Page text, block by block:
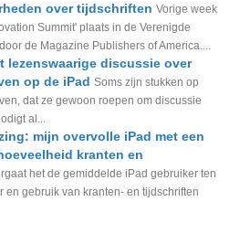
over tijdschriften Vorige week
Summit' plaats in de Verenigde
de Magazine Publishers of America....
lezenswaarige discussie over
op de iPad Soms zijn stukken op
dat ze gewoon roepen om discussie
al...
mijn overvolle iPad met een
kranten en
het de gemiddelde iPad gebruiker ten
en gebruik van kranten- en tijdschriften